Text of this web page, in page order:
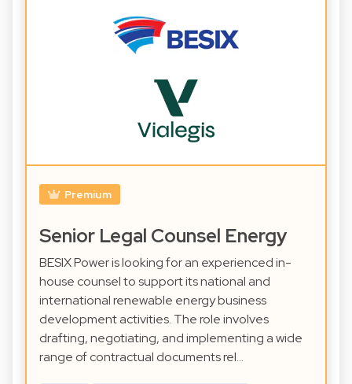
Premium
Senior Legal Counsel Energy
BESIX Power is looking for an experienced in-
house counsel to support its national and
international renewable energy business
development activities. The role involves
drafting, negotiating, and implementing a wide
range of contractual documents rel…